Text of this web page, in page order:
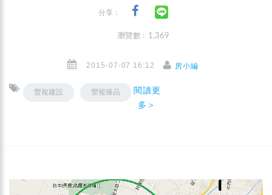
分享：
瀏覽數 : 1,369
2015-07-07 16:12 房小編
豐複建設 豐複臻品
閱讀更
多＞